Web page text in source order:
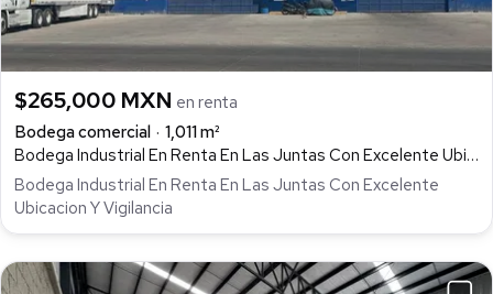
$265,000 MXN en renta
Bodega comercial
1,011 m²
Bodega Industrial En Renta En Las Juntas Con Excelente Ubicacion Y Vigilancia En Puerto Vallarta, Altavista, Puerto Vallarta
Bodega Industrial En Renta En Las Juntas Con Excelente
Ubicacion Y Vigilancia